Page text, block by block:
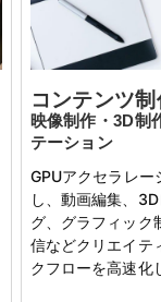
コンテンツ制
映像制作・3D制
テーション
GPUアクセラレー
し、動画編集、
グ、グラフィック
信などクリエイテ
クフローを高速化